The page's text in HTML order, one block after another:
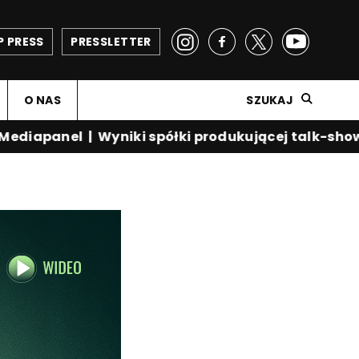
PRESSLETTER
PRESS
O NAS SZUKAJ
|Wyniki spółki produkującej talk-show